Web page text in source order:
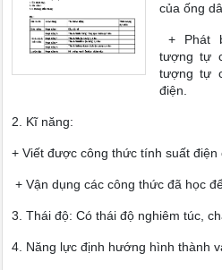
của ống
+ Phát
tượng tự
tượng tự
điện.
2. Kĩ năng:
+ Viết được công thức tính suất điện
+ Vận dụng các công thức đã học
3. Thái độ: Có thái độ nghiêm túc,
4. Năng lực định hướng hình thành